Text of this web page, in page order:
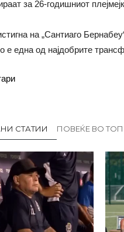
за 26-годишниот
на „Сантиаго
е една од најдобрите
СТАТИИ ПОВЕЌЕ ВО ТОП